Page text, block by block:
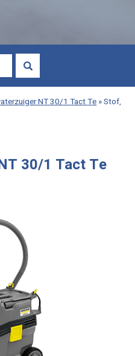
NT 30/1 Tact Te»Stof,
30/1 Tact Te